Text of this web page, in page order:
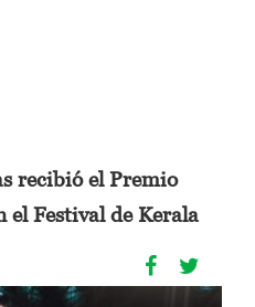
recibió el Premio
el Festival de Kerala